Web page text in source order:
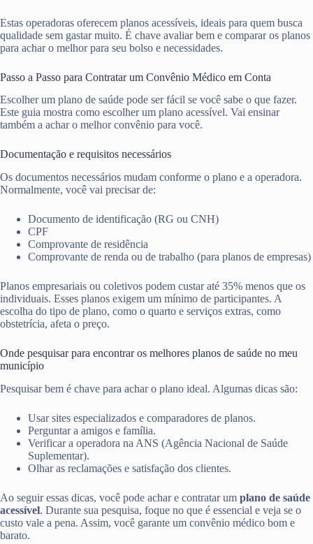
Estas operadoras oferecem planos acessíveis, ideais para quem busca
qualidade sem gastar muito. É chave avaliar bem e comparar os planos
para achar o melhor para seu bolso e necessidades.
Passo a Passo para Contratar um Convênio Médico em Conta
Escolher um plano de saúde pode ser fácil se você sabe o que fazer.
Este guia mostra como escolher um plano acessível. Vai ensinar
também a achar o melhor convênio para você.
Documentação e requisitos necessários
Os documentos necessários mudam conforme o plano e a operadora.
Normalmente, você vai precisar de:
Documento de identificação (RG ou CNH)
CPF
Comprovante de residência
Comprovante de renda ou de trabalho (para planos de empresas)
Planos empresariais ou coletivos podem custar até 35% menos que os
individuais. Esses planos exigem um mínimo de participantes. A
escolha do tipo de plano, como o quarto e serviços extras, como
obstetrícia, afeta o preço.
Onde pesquisar para encontrar os melhores planos de saúde no meu
município
Pesquisar bem é chave para achar o plano ideal. Algumas dicas são:
Usar sites especializados e comparadores de planos.
Perguntar a amigos e família.
Verificar a operadora na ANS (Agência Nacional de Saúde
Suplementar).
Olhar as reclamações e satisfação dos clientes.
Ao seguir essas dicas, você pode achar e contratar um plano de saúde
acessível. Durante sua pesquisa, foque no que é essencial e veja se o
custo vale a pena. Assim, você garante um convênio médico bom e
barato.